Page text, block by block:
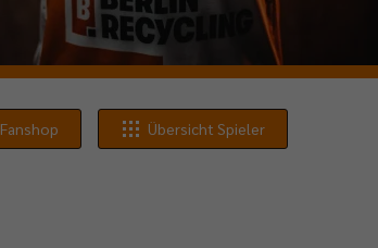
Fanshop Übersicht Spieler